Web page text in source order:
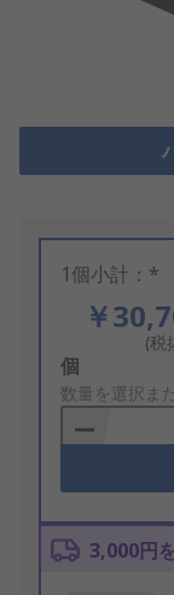
1個小計：*
￥
(税
Add
to
Basket
個
数量を選択ま
3,000円